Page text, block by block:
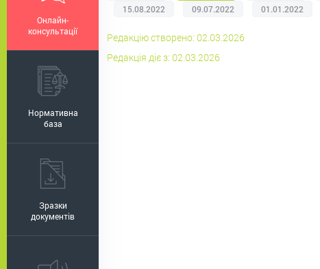
Онлайн-
консультації
Нормативна
база
Зразки
документів
15.08.2022
09.07.2022 01.01.2022
Редакцію створено: 02.03.2026
Редакція діє з: 02.03.2026